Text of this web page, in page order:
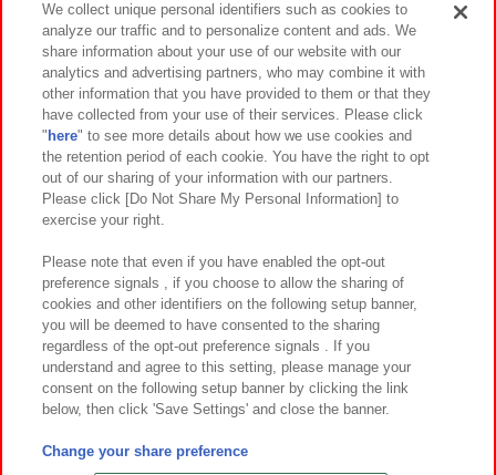
イベント・キャンペーン
関連会社 サステナビリティ サイトポリシー
プライバシーポリシー ウェブアクセシビリティ方針と検証結果
お取引先さまとともに
カスタマーハラスメント対応方針 よくあるご質問・お問い合わせ
©Bandai Namco Amusement Inc.
©Bandai Namco Amusement Lab Inc.
We collect unique personal identifiers such as cookies to
analyze our traffic and to personalize content and ads. We
share information about your use of our website with our
analytics and advertising partners, who may combine it with
other information that you have provided to them or that they
have collected from your use of their services. Please click
" here" to see more details about how we use cookies and
the retention period of each cookie. You have the right to opt
out of our sharing of your information with our partners.
Please click [Do Not Share My Personal Information] to
exercise your right.
Please note that even if you have enabled the opt-out
preference signals , if you choose to allow the sharing of
cookies and other identifiers on the following setup banner,
you will be deemed to have consented to the sharing
regardless of the opt-out preference signals . If you
understand and agree to this setting, please manage your
consent on the following setup banner by clicking the link
below, then click 'Save Settings' and close the banner.
Change your share preference